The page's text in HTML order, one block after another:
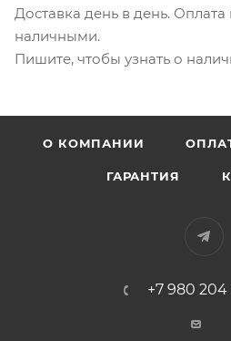
Доставка день в день.
наличными.
Пишите, чтобы узнать о
О КОМПАНИИ
ГАРАНТИЯ
+7 980 204